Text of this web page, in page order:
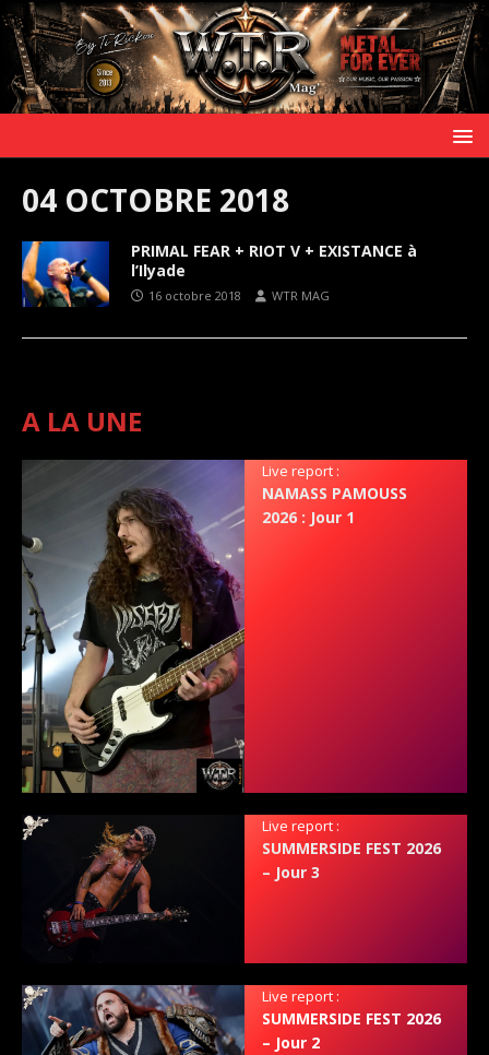
04 OCTOBRE 2018
PRIMAL FEAR + RIOT V + EXISTANCE à
l’Ilyade
16 octobre 2018 WTR MAG
A LA UNE
Live report :
NAMASS PAMOUSS
2026 : Jour 1
Live report :
SUMMERSIDE FEST 2026
– Jour 3
Live report :
SUMMERSIDE FEST 2026
– Jour 2